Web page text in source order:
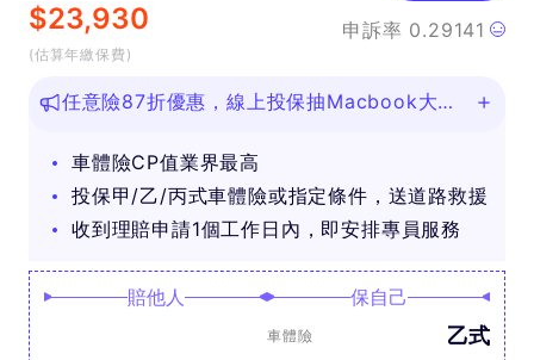
$23,930
(估算年繳保費)
申訴率 0.29141
任意險87折優惠，線上投保抽Macbook大
車體險CP值業界最高
投保甲/乙/丙式車體險或指定條件，送道路救援
收到理賠申請1個工作日內，即安排專員服務
賠他人 保自己
車體險 乙式